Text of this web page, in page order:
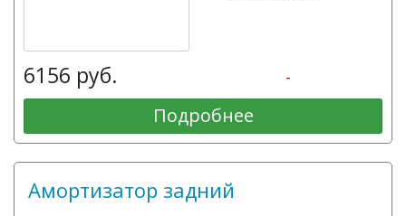
6156 руб. -
Подробнее
Амортизатор задний